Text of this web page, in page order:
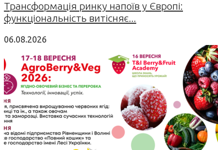
Трансформація ринку напоїв у Європі:
функціональність витісняє...
06.08.2026